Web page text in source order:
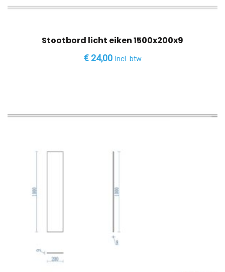
Stootbord licht eiken 1500x200x9
€24,00 Incl. btw